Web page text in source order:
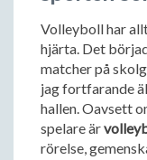
Volleyboll har
hjärta. Det
matcher på
jag fortfarande
hallen. Oavsett
spelare är
rörelse,